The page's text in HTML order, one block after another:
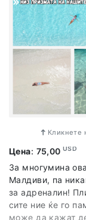
Кликнете
Цена: 75,00USD
За многумина
Малдиви, па
за адреналин!
сите ние ќе го
може да кажат